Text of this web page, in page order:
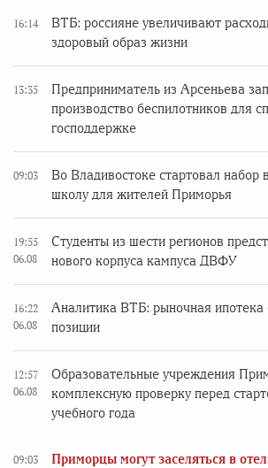
16:14
ВТБ: россияне увеличивают
здоровый образ жизни
13:35
Предприниматель из Арсеньева
производство беспилотников для
господдержке
09:03
Во Владивостоке стартовал набор
школу для жителей Приморья
19:55
06.08
Студенты из шести регионов
нового корпуса кампуса ДВФУ
16:22
06.08
Аналитика ВТБ: рыночная ипотека
позиции
12:57
06.08
Образовательные учреждения
комплексную проверку перед
учебного года
09:03
Приморцы могут заселяться в